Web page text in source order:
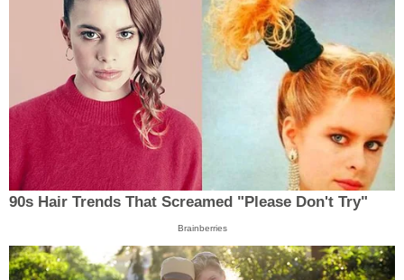
90s Hair Trends That Screamed "Please Don't Try"
Brainberries